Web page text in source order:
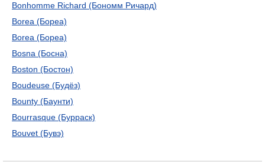
Bonhomme Richard (Бономм Ричард)
Borea (Бореа)
Borea (Бореа)
Bosna (Босна)
Boston (Бостон)
Boudeuse (Будёз)
Bounty (Баунти)
Bourrasque (Бурраск)
Bouvet (Бувэ)